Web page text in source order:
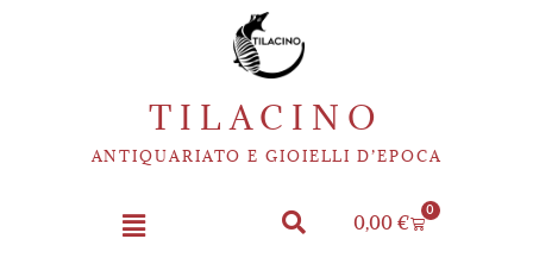
TILACINO
ANTIQUARIATO E GIOIELLI D’EPOCA
0,00 €
0